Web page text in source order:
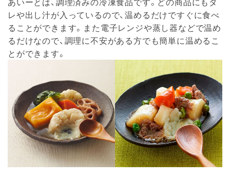
レや出し汁が入っているので、温めるだけですぐに食べ
ることができます。また電子レンジや蒸し器などで温め
るだけなので、調理に不安がある方でも簡単に温めるこ
とができます。